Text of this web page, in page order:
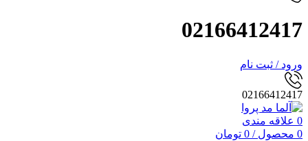
02166412417
ورود / ثبت نام
02166412417
0 علاقه مندی
0 محصول /
0 تومان